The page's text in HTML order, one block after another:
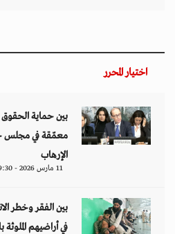
اختيار المحرر
بين حماية الحقوق
معمّقة في مجلس
الإرهاب
11 مارس 2026 - 09:30
بين الفقر وخطر
في أراضيهم الملوثة